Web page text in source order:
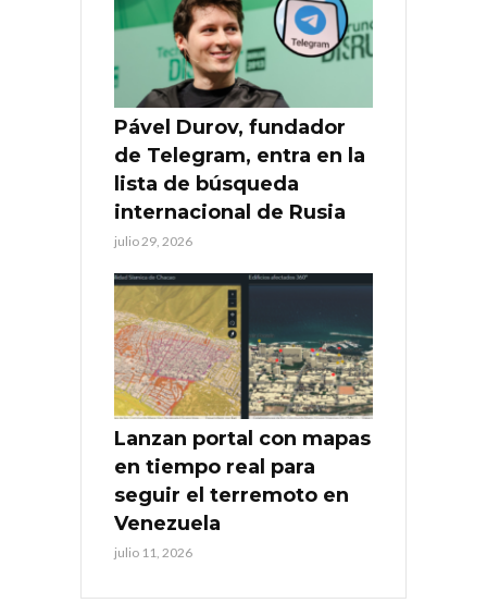
Pável Durov, fundador
de Telegram, entra en la
lista de búsqueda
internacional de Rusia
julio 29, 2026
Lanzan portal con mapas
en tiempo real para
seguir el terremoto en
Venezuela
julio 11, 2026